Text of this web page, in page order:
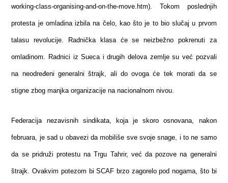
working-class-organising-and-on-the-move.htm). Tokom poslednjih
protesta je omladina izbila na čelo, kao što je to bio slučaj u prvom
talasu revolucije. Radnička klasa će se neizbežno pokrenuti za
omladinom. Radnici iz Sueca i drugih delova zemlje su već pozvali
na neodređeni generalni štrajk, ali do ovoga će tek morati da se
stigne zbog manjka organizacije na nacionalnom nivou.
Federacija nezavisnih sindikata, koja je skoro osnovana, nakon
februara, je sad u obavezi da mobiliše sve svoje snage, i to ne samo
da se pridruži protestu na Trgu Tahrir, već da pozove na generalni
štrajk. Ovakvim potezom bi SCAF brzo zagorelo pod nogama, što bi